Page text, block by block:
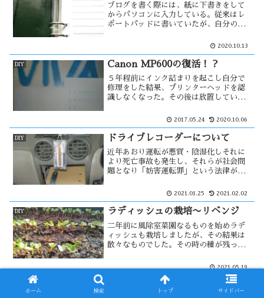
ブログを書く際には、紙に下書きをして
からパソコンに入力している。従来はレ
ポートパッドに書いていたが、自分の様
なる。そこで、一番費用の安いA４のコ
の事によりかなり費用が・・
2020.10.13
DIY Canon MP600の復活！？
５年程前にインク詰まりを起こし自分で
修理をした結果、プリンターヘッドを認
識しなくなった。その後は放置していた
電した所作動するではないか！しかし、
ャナーとして使えないか・・・
2017.05.24 2020.10.06
DIY ドライブレコーダーについて
近年あおり運転が悪質・陰湿化しそれに
より死亡事故も発生し、それらが社会問
題となり「妨害運転罪」という法律が創
運転の自衛策としてドライブレコーダー
前に装着したが、一種別の方法で・・
2021.01.25 2021.02.02
DIY ラディッシュの栽培〜リベンジ
二年前に風除室菜園なるものを始めラデ
ィッシュも栽培しましたが、その結果は
散々なものでした。その時の種が残って
しかし、種の有効期限が過ぎているため
不安要素もある。発芽率が下がる事を見
越して、種を多く蒔く事にした。その結
2021.05.19
プリンターラックを製作
ホーム 検索 トップ サイドバー